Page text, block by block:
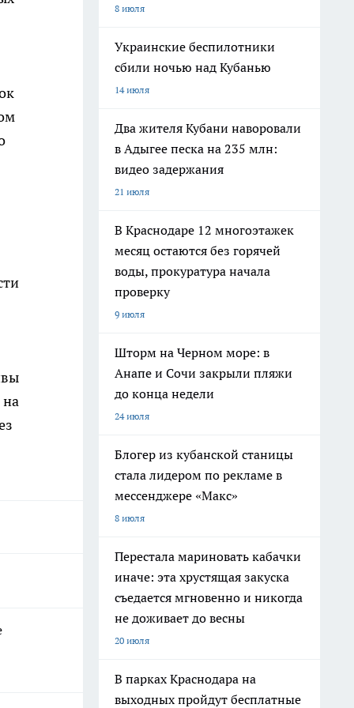
на
8 июля
Украинские беспилотники
сбили ночью над Кубанью
14 июля
Два жителя Кубани наворовали
в Адыгее песка на 235 млн:
видео задержания
21 июля
В Краснодаре 12 многоэтажек
месяц остаются без горячей
воды, прокуратура начала
проверку
9 июля
Шторм на Черном море: в
Анапе и Сочи закрыли пляжи
до конца недели
24 июля
Блогер из кубанской станицы
стала лидером по рекламе в
мессенджере «Макс»
8 июля
Перестала мариновать кабачки
иначе: эта хрустящая закуска
съедается мгновенно и никогда
не доживает до весны
20 июля
В парках Краснодара на
выходных пройдут бесплатные